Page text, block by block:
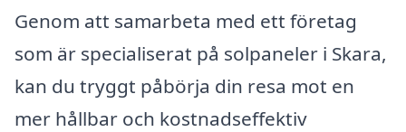
Genom att samarbeta med ett företag
som är specialiserat på solpaneler i Skara,
kan du tryggt påbörja din resa mot en
mer hållbar och kostnadseffektiv